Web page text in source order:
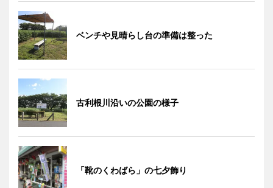
ベンチや見晴らし台の準備は整った
古利根川沿いの公園の様子
「靴のくわばら」の七夕飾り